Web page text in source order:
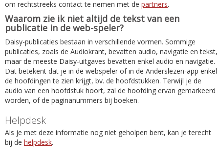
om rechtstreeks contact te nemen met de partners.
Waarom zie ik niet altijd de tekst van een
publicatie in de web-speler?
Daisy-publicaties bestaan in verschillende vormen. Sommige
publicaties, zoals de Audiokrant, bevatten audio, navigatie en tekst,
maar de meeste Daisy-uitgaves bevatten enkel audio en navigatie.
Dat betekent dat je in de webspeler of in de Anderslezen-app enkel
de hoofdingen te zien krijgt, bv. de hoofdstukken. Terwijl je de
audio van een hoofdstuk hoort, zal de hoofding ervan gemarkeerd
worden, of de paginanummers bij boeken.
Helpdesk
Als je met deze informatie nog niet geholpen bent, kan je terecht
bij de helpdesk.